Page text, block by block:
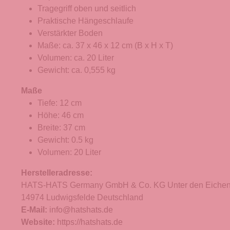
Tragegriff oben und seitlich
Praktische Hängeschlaufe
Verstärkter Boden
Maße: ca. 37 x 46 x 12 cm (B x H x T)
Volumen: ca. 20 Liter
Gewicht: ca. 0,555 kg
Maße
Tiefe: 12 cm
Höhe: 46 cm
Breite: 37 cm
Gewicht: 0.5 kg
Volumen: 20 Liter
Herstelleradresse:
HATS-HATS Germany GmbH & Co. KG Unter den
14974 Ludwigsfelde Deutschland
E-Mail: info@hatshats.de
Website: https://hatshats.de